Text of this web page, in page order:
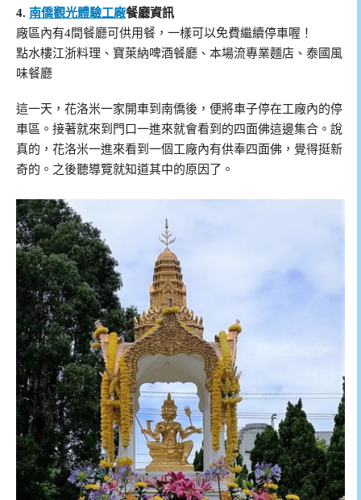
4. 南僑觀光體驗工廠餐廳資訊
廠區內有4間餐廳可供用餐，一樣可以免費繼續停車喔！
點水樓江浙料理、寶萊納啤酒餐廳、本場流專業麵店、泰國風
味餐廳
這一天，花洛米一家開車到南僑後，便將車子停在工廠內的停
車區。接著就來到門口一進來就會看到的四面佛這邊集合。說
真的，花洛米一進來看到一個工廠內有供奉四面佛，覺得挺新
奇的。之後聽導覽就知道其中的原因了。